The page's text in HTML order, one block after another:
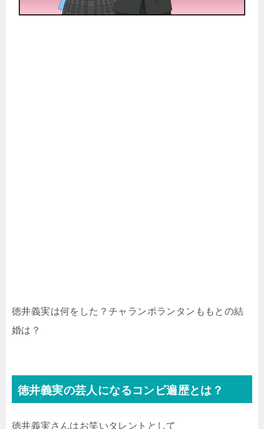
徳井義実は何をした？チャランポランタンももとの結
婚は？
徳井義実の芸人になるコンビ遍歴とは？
徳井義実さんはお笑いタレントとして